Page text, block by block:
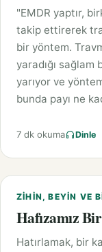
"EMDR yaptır,
takip ettirerek
bir yöntem.
yaradığı
yarıyor ve
bunda payı ne
7 dk okuma Dinle
ZIHIN, BEYIN VE
Hafızamız
Hatırlamak, bir